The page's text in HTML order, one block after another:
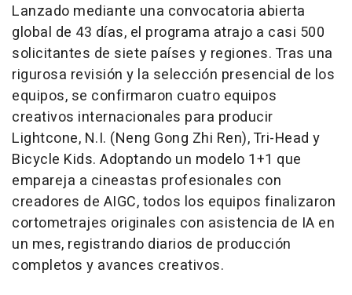
Lanzado mediante una convocatoria abierta
global de 43 días, el programa atrajo a casi 500
solicitantes de siete países y regiones. Tras una
rigurosa revisión y la selección presencial de los
equipos, se confirmaron cuatro equipos
creativos internacionales para producir
Lightcone, N.I. (Neng Gong Zhi Ren), Tri-Head y
Bicycle Kids. Adoptando un modelo 1+1 que
empareja a cineastas profesionales con
creadores de AIGC, todos los equipos finalizaron
cortometrajes originales con asistencia de IA en
un mes, registrando diarios de producción
completos y avances creativos.